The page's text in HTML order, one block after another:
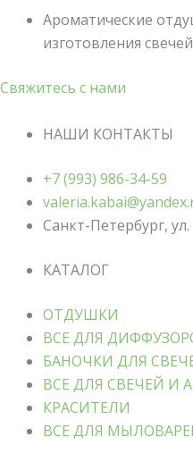
Ароматические
изготовления
Свяжитесь с нами
НАШИ КОНТАКТЫ
+7 (993) 986-34-59
Санкт-Петербург,
КАТАЛОГ
ОТДУШКИ
ВСЕ ДЛЯ
БАНОЧКИ ДЛЯ
ВСЕ ДЛЯ СВЕЧЕЙ И
КРАСИТЕЛИ
ВСЕ ДЛЯ